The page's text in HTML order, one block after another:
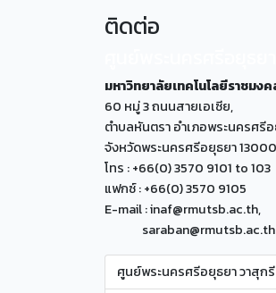
ติดต่อ
มหาวิทยาลัยเทคโนโลยีราชม
60 หมู่ 3 ถนนสายเอเซีย,
ตำบลหันตรา อำเภอพระนครศรี
จังหวัดพระนครศรีอยุธยา 13000
โทร : +66(0) 3570 9101 to 103
แฟกซ์ : +66(0) 3570 9105
E-mail : inaf@rmutsb.ac.th,
saraban@rmutsb.ac.th
ศูนย์พระนครศรีอยุธยา วาสุกรี